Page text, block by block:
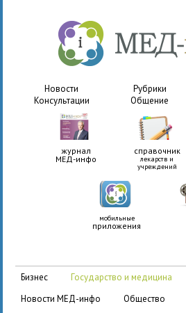
Новости Рубрики
Консультации
Общение
журнал
МЕД-инфо
справочник
лекарств и
учреждений
мобильные
приложения
бизнес государство и медицина
новости МЕД-инфо
общество